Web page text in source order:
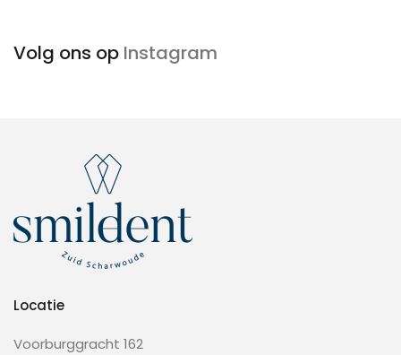
Volg ons op Instagram
Locatie
Voorburggracht 162